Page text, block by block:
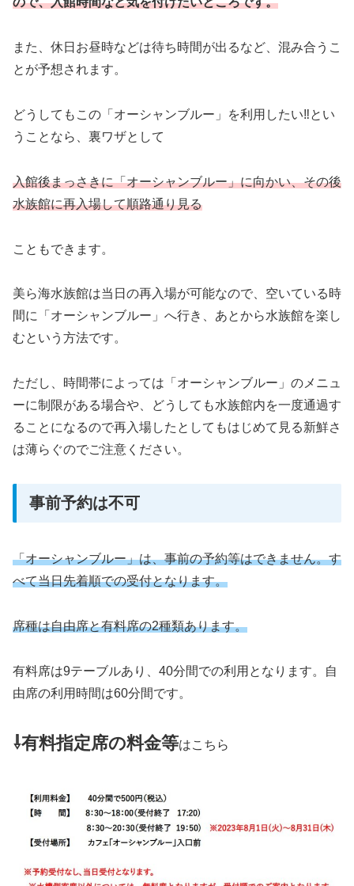
また、休日お昼時などは待ち時間が出るなど、混み合うこ
とが予想されます。
どうしてもこの「オーシャンブルー」を利用したい‼とい
うことなら、裏ワザとして
入館後まっさきに「オーシャンブルー」に向かい、その後
水族館に再入場して順路通り見る
こともできます。
美ら海水族館は当日の再入場が可能なので、空いている時
間に「オーシャンブルー」へ行き、あとから水族館を楽し
むという方法です。
ただし、時間帯によっては「オーシャンブルー」のメニュ
ーに制限がある場合や、どうしても水族館内を一度通過す
ることになるので再入場したとしてもはじめて見る新鮮さ
は薄らぐのでご注意ください。
事前予約は不可
「オーシャンブルー」は、事前の予約等はできません。す
べて当日先着順での受付となります。
席種は自由席と有料席の2種類あります。
有料席は9テーブルあり、40分間での利用となります。自
由席の利用時間は60分間です。
⇩有料指定席の料金等はこちら